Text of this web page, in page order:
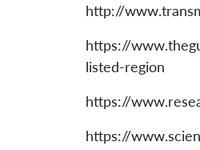
http://
https://
listed-region
https://
https://